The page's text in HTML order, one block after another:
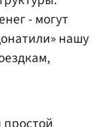
- могут
нашу